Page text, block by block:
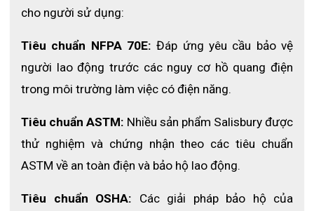
cho người sử dụng:
Tiêu chuẩn NFPA 70E: Đáp ứng yêu cầu bảo vệ
người lao động trước các nguy cơ hồ quang điện
trong môi trường làm việc có điện năng.
Tiêu chuẩn ASTM: Nhiều sản phẩm Salisbury được
thử nghiệm và chứng nhận theo các tiêu chuẩn
ASTM về an toàn điện và bảo hộ lao động.
Tiêu chuẩn OSHA: Các giải pháp bảo hộ của